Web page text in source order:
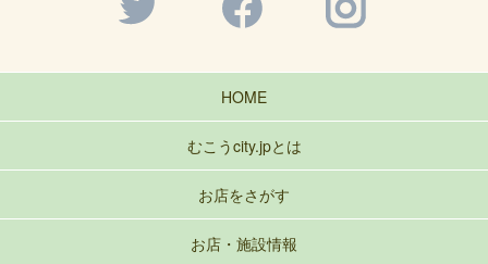
HOME
むこうcity.jpとは
お店をさがす
お店・施設情報